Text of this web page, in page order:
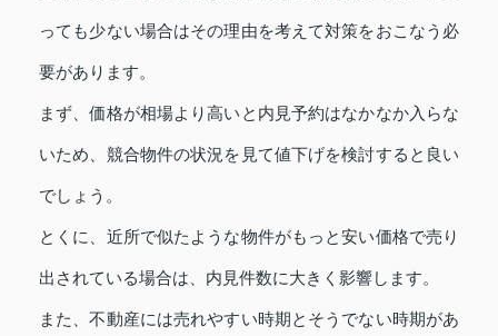
っても少ない場合はその理由を考えて対策をおこなう必
要があります。
まず、価格が相場より高いと内見予約はなかなか入らな
いため、競合物件の状況を見て値下げを検討すると良い
でしょう。
とくに、近所で似たような物件がもっと安い価格で売り
出されている場合は、内見件数に大きく影響します。
また、不動産には売れやすい時期とそうでない時期があ